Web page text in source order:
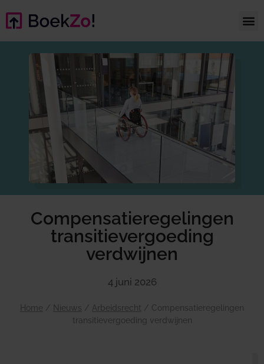
Compensatieregelingen
transitievergoeding
verdwijnen
4 juni 2026
Home / Nieuws / Arbeidsrecht / Compensatieregelingen
transitievergoeding verdwijnen